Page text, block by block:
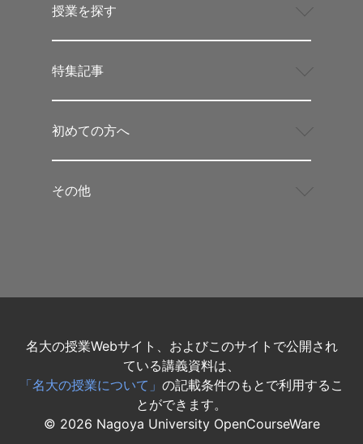
授業を探す
特集記事
初めての方へ
その他
名大の授業Webサイト、およびこのサイトで公開され
ている講義資料は、
「名大の授業について」 の記載条件のもとで利用するこ
とができます。
© 2026 Nagoya University OpenCourseWare